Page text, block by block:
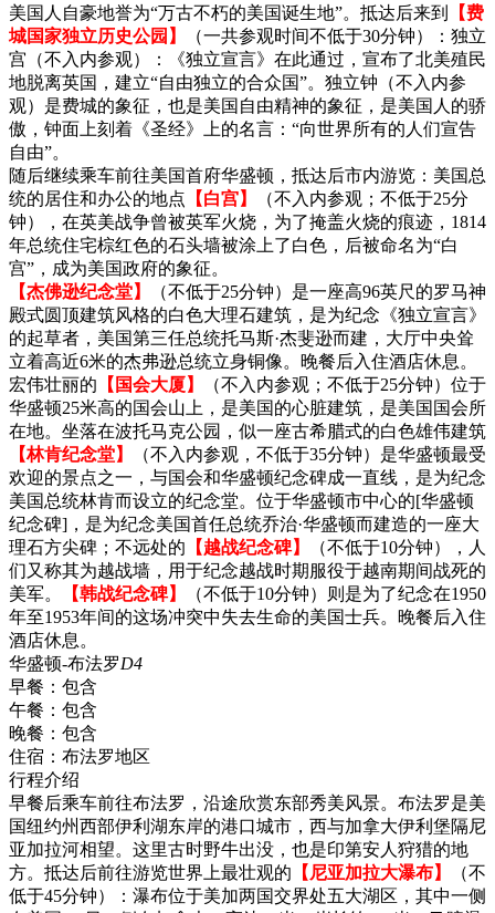
美国人自豪地誉为“万古不朽的美国诞生地”。抵达后来到
【费
城国家独立历史公园】
（一共参观时间不低于30分钟）：独立
宫（不入内参观）：《独立宣言》在此通过，宣布了北美殖民
地脱离英国，建立“自由独立的合众国”。独立钟（不入内参
观）是费城的象征，也是美国自由精神的象征，是美国人的骄
傲，钟面上刻着《圣经》上的名言：“向世界所有的人们宣告
自由”。
随后继续乘车前往美国首府华盛顿，抵达后市内游览：美国总
统的居住和办公的地点 【白宫】
（不入内参观；不低于25分
钟），在英美战争曾被英军火烧，为了掩盖火烧的痕迹，1814
年总统住宅棕红色的石头墙被涂上了白色，后被命名为“白
宫”，成为美国政府的象征。
【杰佛逊纪念堂】
（不低于25分钟）是一座高96英尺的罗马神
殿式圆顶建筑风格的白色大理石建筑，是为纪念《独立宣言》
的起草者，美国第三任总统托马斯·杰斐逊而建，大厅中央耸
立着高近6米的杰弗逊总统立身铜像。晚餐后入住酒店休息。
宏伟壮丽的 【国会大厦】
（不入内参观；不低于25分钟）位于
华盛顿25米高的国会山上，是美国的心脏建筑，是美国国会所
在地。坐落在波托马克公园，似一座古希腊式的白色雄伟建筑
【林肯纪念堂】
（不入内参观，不低于35分钟）是华盛顿最受
欢迎的景点之一，与国会和华盛顿纪念碑成一直线，是为纪念
美国总统林肯而设立的纪念堂。位于华盛顿市中心的[华盛顿
纪念碑]，是为纪念美国首任总统乔治·华盛顿而建造的一座大
理石方尖碑；不远处的 【越战纪念碑】
（不低于10分钟），人
们又称其为越战墙，用于纪念越战时期服役于越南期间战死的
美军。
【韩战纪念碑】
（不低于10分钟）则是为了纪念在1950
年至1953年间的这场冲突中失去生命的美国士兵。晚餐后入住
酒店休息。
华盛顿-布法罗D4
早餐： 包含
午餐： 包含
晚餐： 包含
住宿： 布法罗地区
行程介绍
早餐后乘车前往布法罗，沿途欣赏东部秀美风景。布法罗是美
国纽约州西部伊利湖东岸的港口城市，西与加拿大伊利堡隔尼
亚加拉河相望。这里古时野牛出没，也是印第安人狩猎的地
方。抵达后前往游览世界上最壮观的 【尼亚加拉大瀑布】
（不
低于45分钟）：瀑布位于美加两国交界处五大湖区，其中一侧